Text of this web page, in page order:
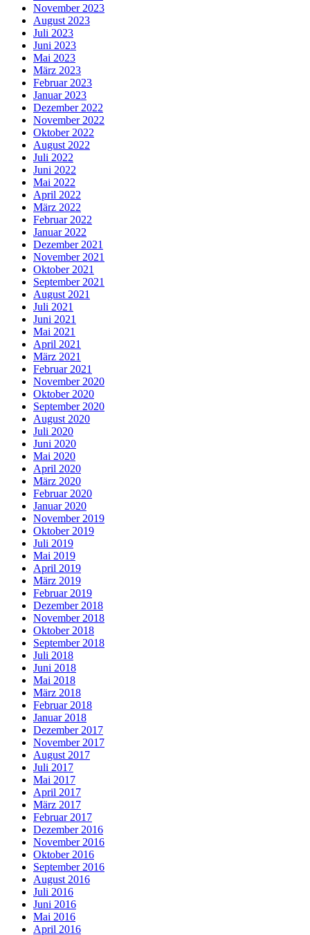
November 2023
August 2023
Juli 2023
Juni 2023
Mai 2023
März 2023
Februar 2023
Januar 2023
Dezember 2022
November 2022
Oktober 2022
August 2022
Juli 2022
Juni 2022
Mai 2022
April 2022
März 2022
Februar 2022
Januar 2022
Dezember 2021
November 2021
Oktober 2021
September 2021
August 2021
Juli 2021
Juni 2021
Mai 2021
April 2021
März 2021
Februar 2021
November 2020
Oktober 2020
September 2020
August 2020
Juli 2020
Juni 2020
Mai 2020
April 2020
März 2020
Februar 2020
Januar 2020
November 2019
Oktober 2019
Juli 2019
Mai 2019
April 2019
März 2019
Februar 2019
Dezember 2018
November 2018
Oktober 2018
September 2018
Juli 2018
Juni 2018
Mai 2018
März 2018
Februar 2018
Januar 2018
Dezember 2017
November 2017
August 2017
Juli 2017
Mai 2017
April 2017
März 2017
Februar 2017
Dezember 2016
November 2016
Oktober 2016
September 2016
August 2016
Juli 2016
Juni 2016
Mai 2016
April 2016